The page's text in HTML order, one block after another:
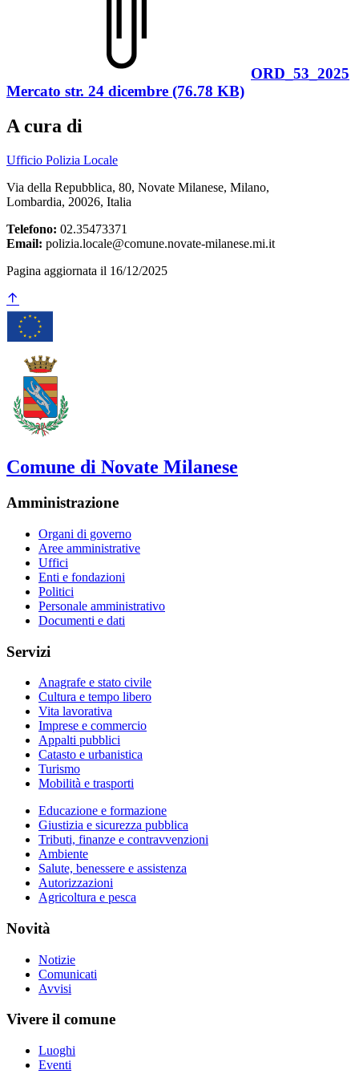
ORD_53_2025
Mercato str. 24 dicembre (76.78 KB)
A cura di
Ufficio Polizia Locale
Via della Repubblica, 80, Novate Milanese, Milano,
Lombardia, 20026, Italia
Telefono: 02.35473371
Email: polizia.locale@comune.novate-milanese.mi.it
Pagina aggiornata il 16/12/2025
Comune di Novate Milanese
Amministrazione
Organi di governo
Aree amministrative
Uffici
Enti e fondazioni
Politici
Personale amministrativo
Documenti e dati
Servizi
Anagrafe e stato civile
Cultura e tempo libero
Vita lavorativa
Imprese e commercio
Appalti pubblici
Catasto e urbanistica
Turismo
Mobilità e trasporti
Educazione e formazione
Giustizia e sicurezza pubblica
Tributi, finanze e contravvenzioni
Ambiente
Salute, benessere e assistenza
Autorizzazioni
Agricoltura e pesca
Novità
Notizie
Comunicati
Avvisi
Vivere il comune
Luoghi
Eventi